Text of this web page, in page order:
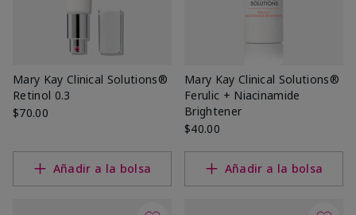
Mary Kay Clinical Solutions®
Retinol 0.3
$70.00
Añadir a la bolsa
Mary Kay Clinical Solutions®
Ferulic + Niacinamide
Brightener
$40.00
Añadir a la bolsa